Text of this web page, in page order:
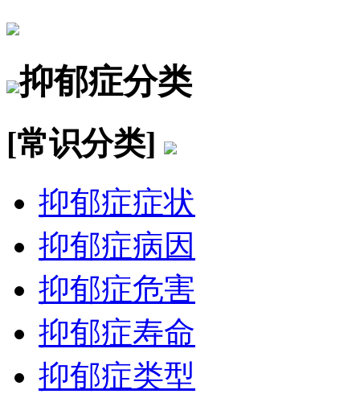
抑郁症分类
[常识分类]
抑郁症症状
抑郁症病因
抑郁症危害
抑郁症寿命
抑郁症类型